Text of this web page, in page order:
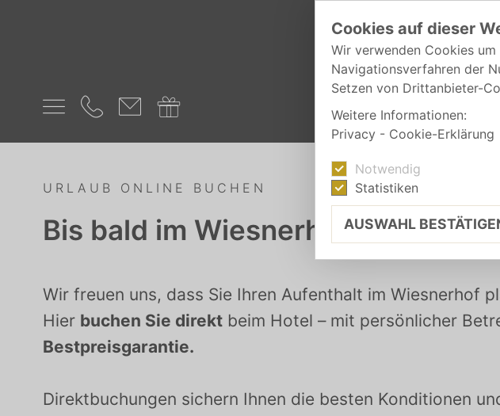
URLAUB ONLINE BUCHEN
Bis bald im Wiesnerhof!
Wir freuen uns, dass Sie Ihren Aufenthalt im Wiesnerhof
Hier buchen Sie direktbeim Hotel – mit persönlicher
Bestpreisgarantie.
Direktbuchungen sichern Ihnen die besten Konditionen
Cookies auf dieser
Wir verwenden Cookies
Navigationsverfahren der
Setzen von Drittanbieter-
Weitere Informationen:
Privacy - Cookie-Erklärung
Notwendig
Statistiken
AUSWAHL